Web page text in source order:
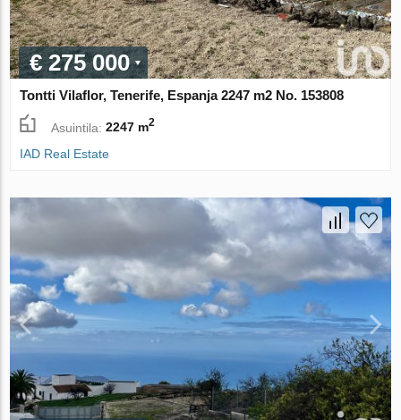
€ 275 000
Tontti Vilaflor, Tenerife, Espanja 2247 m2 No. 153808
Asuintila:2247 m2
IAD Real Estate